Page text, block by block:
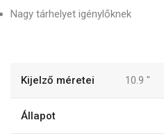
Nagy tárhelyet igénylőknek
Kijelző méretei 10.9 "
Állapot